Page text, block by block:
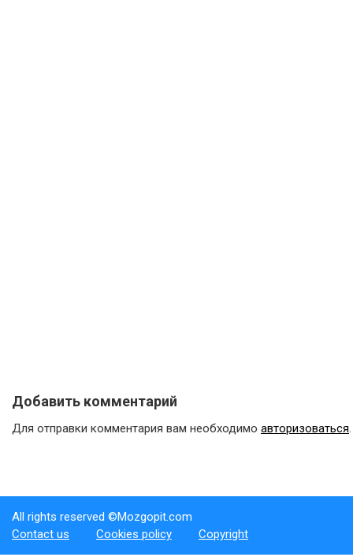
Добавить комментарий
Для отправки комментария вам необходимо авторизоваться.
All rights reserved ©Mozgopit.com
Contact us
Cookies policy Copyright